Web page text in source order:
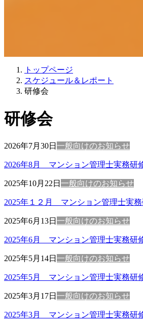
トップページ
スケジュール＆レポート
研修会
研修会
2026年7月30日 一般向けのお知らせ
2026年8月 マンション管理士実務研
2025年10月22日 一般向けのお知らせ
2025年１２月 マンション管理士実務
2025年6月13日 一般向けのお知らせ
2025年6月 マンション管理士実務研
2025年5月14日 一般向けのお知らせ
2025年5月 マンション管理士実務研
2025年3月17日 一般向けのお知らせ
2025年3月 マンション管理士実務研